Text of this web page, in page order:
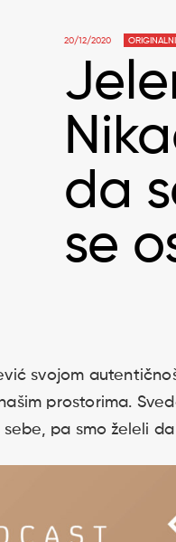
20/12/2020
da
se
svojom
prostorima.
pa smo želeli